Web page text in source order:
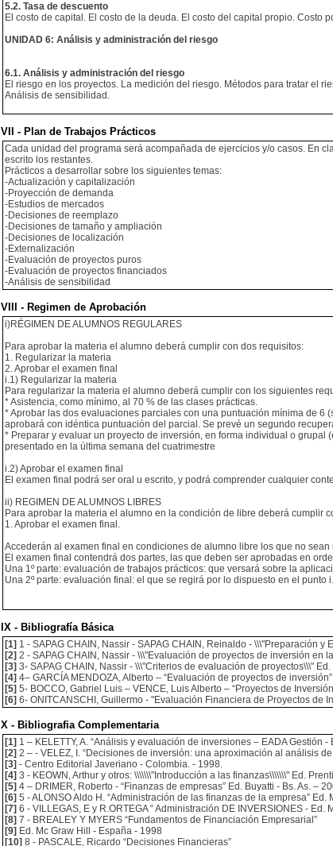
5.2. Tasa de descuento
El costo de capital. El costo de la deuda. El costo del capital propio. Costo
UNIDAD 6: Análisis y administración del riesgo
6.1. Análisis y administración del riesgo
El riesgo en los proyectos. La medición del riesgo. Métodos para tratar el
Análisis de sensibilidad.
VII - Plan de Trabajos Prácticos
Cada unidad del programa será acompañada de ejercicios y/o casos. En
escrito los restantes.
Prácticos a desarrollar sobre los siguientes temas:
-Actualización y capitalización
-Proyección de demanda
-Estudios de mercados
-Decisiones de reemplazo
-Decisiones de tamaño y ampliación
-Decisiones de localización
-Externalización
-Evaluación de proyectos puros
-Evaluación de proyectos financiados
-Análisis de sensibilidad
VIII - Regimen de Aprobación
i)RÉGIMEN DE ALUMNOS REGULARES
Para aprobar la materia el alumno deberá cumplir con dos requisitos:
1. Regularizar la materia
2. Aprobar el examen final
i.1) Regularizar la materia
Para regularizar la materia el alumno deberá cumplir con los siguientes
* Asistencia, como mínimo, al 70 % de las clases prácticas.
* Aprobar las dos evaluaciones parciales con una puntuación mínima de
aprobará con idéntica puntuación del parcial. Se prevé un segundo
* Preparar y evaluar un proyecto de inversión, en forma individual o
presentado en la última semana del cuatrimestre
i.2) Aprobar el examen final
El examen final podrá ser oral u escrito, y podrá comprender cualquier
ii) REGIMEN DE ALUMNOS LIBRES
Para aprobar la materia el alumno en la condición de libre deberá cumplir
1. Aprobar el examen final.
Accederán al examen final en condiciones de alumno libre los que no
El examen final contendrá dos partes, las que deben ser aprobadas en
Una 1º parte: evaluación de trabajos prácticos: que versará sobre la
Una 2º parte: evaluación final: el que se regirá por lo dispuesto en el punto
IX - Bibliografía Básica
[1] 1 - SAPAG CHAIN, Nassir - SAPAG CHAIN, Reinaldo - \\\"Preparación
[2] 2 - SAPAG CHAIN, Nassir - \\\"Evaluación de proyectos de inversión en
[3] 3- SAPAG CHAIN, Nassir - \\\"Criterios de evaluación de proyectos\\\"
[4] 4– GARCÍA MENDOZA, Alberto – “Evaluación de proyectos de
[5] 5- BOCCO, Gabriel Luis – VENCE, Luis Alberto – “Proyectos de
[6] 6- ONITCANSCHI, Guillermo - "Evaluación Financiera de Proyectos de
X - Bibliografia Complementaria
[1] 1 – KELETTY, A. “Análisis y evaluación de inversiones – EADA Gestión
[2] 2 – - VELEZ, I. “Decisiones de inversión: una aproximación al análisis
[3] - Centro Editorial Javeriano - Colombia. - 1998.
[4] 3 - KEOWN, Arthur y otros: \\\\\\\"Introducción a las finanzas\\\\\\\" Ed.
[5] 4 – DRIMER, Roberto - “Finanzas de empresas” Ed. Buyatti - Bs. As. –
[6] 5 - ALONSO Aldo H. “Administración de las finanzas de la empresa” Ed.
[7] 6 - VILLEGAS, E y R.ORTEGA “ Administración DE INVERSIONES - Ed.
[8] 7 - BREALEY Y MYERS “Fundamentos de Financiación Empresarial”
[9] Ed. Mc Graw Hill - España - 1998
[10] 8 - PASCALE, Ricardo “Decisiones Financieras”